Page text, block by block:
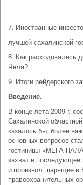
7. Иностранные
лучшей сахалинской
8. Как расходовались
Челя?
9. Итоги
Введение.
В конце лета 2009 г.
Сахалинской
казалось бы, более
основных вопросов
гостиницы «МЕГА
захват и последующее
и произвол, царящие в
правоохранительных